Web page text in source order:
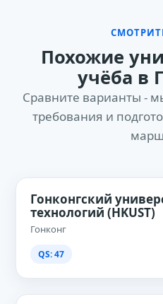
Похожие
учёба в
Сравните варианты -
требования и
Гонконгский
технологий (HKUST)
Гонконг
QS: 47